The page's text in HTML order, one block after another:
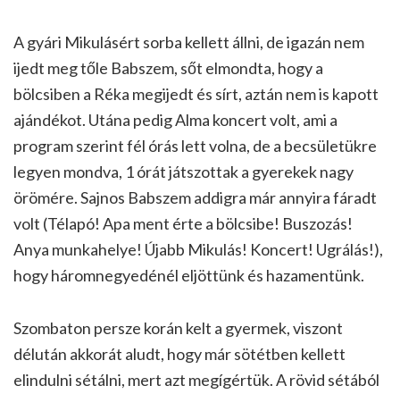
A gyári Mikulásért sorba kellett állni, de igazán nem
ijedt meg tőle Babszem, sőt elmondta, hogy a
bölcsiben a Réka megijedt és sírt, aztán nem is kapott
ajándékot. Utána pedig Alma koncert volt, ami a
program szerint fél órás lett volna, de a becsületükre
legyen mondva, 1 órát játszottak a gyerekek nagy
örömére. Sajnos Babszem addigra már annyira fáradt
volt (Télapó! Apa ment érte a bölcsibe! Buszozás!
Anya munkahelye! Újabb Mikulás! Koncert! Ugrálás!),
hogy háromnegyedénél eljöttünk és hazamentünk.
Szombaton persze korán kelt a gyermek, viszont
délután akkorát aludt, hogy már sötétben kellett
elindulni sétálni, mert azt megígértük. A rövid sétából